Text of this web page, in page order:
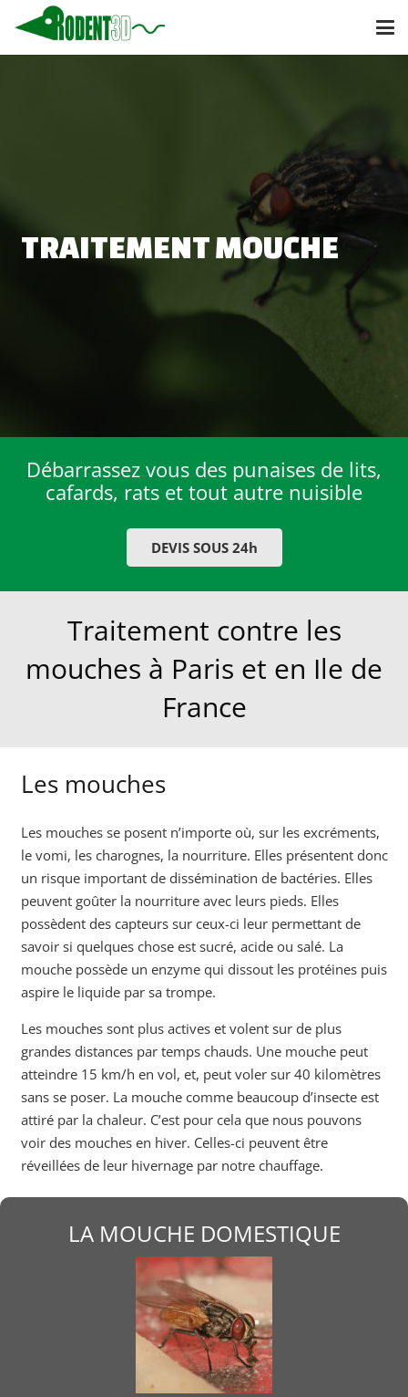
TRAITEMENT MOUCHE
Débarrassez vous des punaises de lits,
cafards, rats et tout autre nuisible
DEVIS SOUS 24h
Traitement contre les
mouches à Paris et en Ile de
France
Les mouches
Les mouches se posent n’importe où, sur les excréments,
le vomi, les charognes, la nourriture. Elles présentent donc
un risque important de dissémination de bactéries. Elles
peuvent goûter la nourriture avec leurs pieds. Elles
possèdent des capteurs sur ceux-ci leur permettant de
savoir si quelques chose est sucré, acide ou salé. La
mouche possède un enzyme qui dissout les protéines puis
aspire le liquide par sa trompe.
Les mouches sont plus actives et volent sur de plus
grandes distances par temps chauds. Une mouche peut
atteindre 15 km/h en vol, et, peut voler sur 40 kilomètres
sans se poser. La mouche comme beaucoup d’insecte est
attiré par la chaleur. C’est pour cela que nous pouvons
voir des mouches en hiver. Celles-ci peuvent être
réveillées de leur hivernage par notre chauffage.
LA MOUCHE DOMESTIQUE